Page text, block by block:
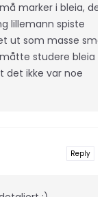
marker i bleia, det
lillemann spiste
ut som masse små
studere bleia
det ikke var noe
Reply